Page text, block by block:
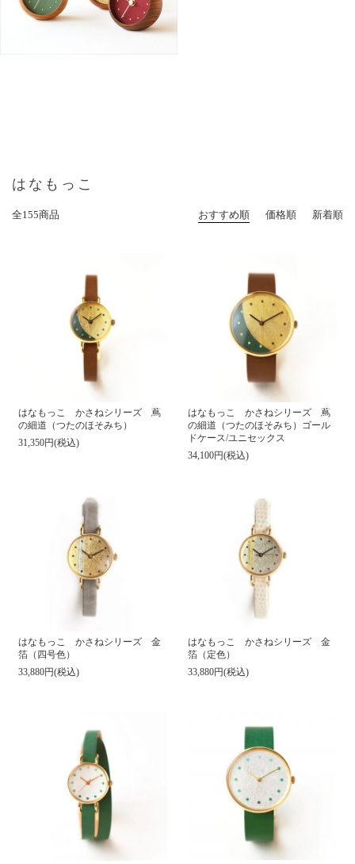
はなもっこ
全155商品 おすすめ順 価格順 新着順
はなもっこ かさねシリーズ 蔦
の細道（つたのほそみち）
31,350円(税込)
はなもっこ かさねシリーズ 蔦
の細道（つたのほそみち）ゴール
ドケース/ユニセックス
34,100円(税込)
はなもっこ かさねシリーズ 金
箔（四号色）
33,880円(税込)
はなもっこ かさねシリーズ 金
箔（定色）
33,880円(税込)